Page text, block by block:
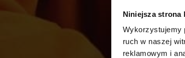
Niniejsza strona
Wykorzystujemy
ruch w naszej
reklamowym i